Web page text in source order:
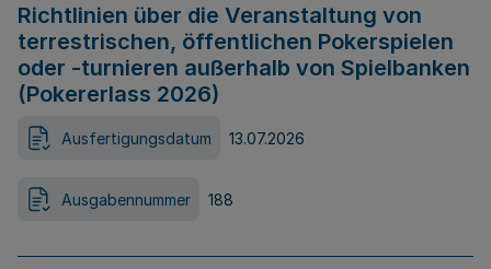
Richtlinien über die Veranstaltung von
terrestrischen, öffentlichen Pokerspielen
oder -turnieren außerhalb von Spielbanken
(Pokererlass 2026)
Ausfertigungsdatum 13.07.2026
Ausgabennummer 188